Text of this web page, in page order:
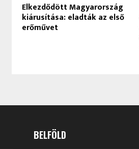
Elkezdődött Magyarország
kiárusítása: eladták az első
erőművet
BELFÖLD